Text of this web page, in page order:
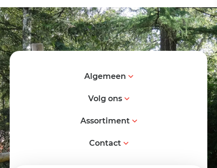
Algemeen
Volg ons
Assortiment
Contact